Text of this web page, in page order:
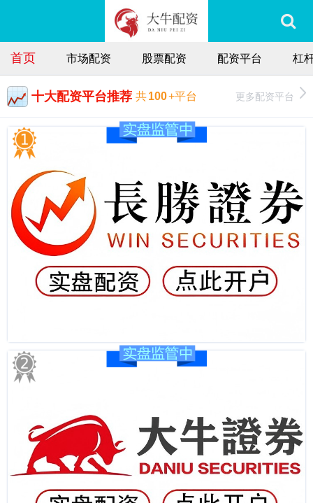
首页 市场配资 股票配资 配资平台 杠
十大配资平台推荐 共100+平台 更多配资平台